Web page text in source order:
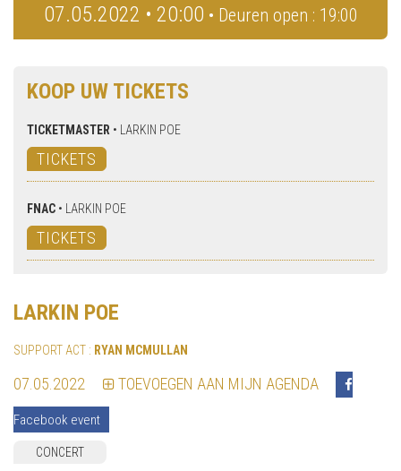
07.05.2022 • 20:00 • Deuren open : 19:00
KOOP UW TICKETS
TICKETMASTER • LARKIN POE
TICKETS
FNAC • LARKIN POE
TICKETS
LARKIN POE
SUPPORT ACT : RYAN MCMULLAN
07.05.2022 TOEVOEGEN AAN MIJN AGENDA
Facebook event
CONCERT